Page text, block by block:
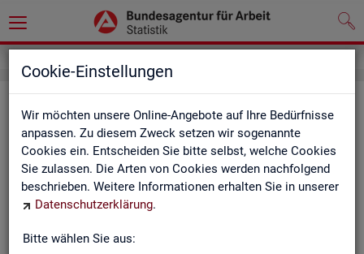
Cookie-Einstellungen
Wir möchten unsere Online-Angebote auf Ihre Bedürfnisse
anpassen. Zu diesem Zweck setzen wir sogenannte
Cookies ein. Entscheiden Sie bitte selbst, welche Cookies
Sie zulassen. Die Arten von Cookies werden nachfolgend
beschrieben. Weitere Informationen erhalten Sie in unserer
Datenschutzerklärung.
Bitte wählen Sie aus:
Ge­mein­de­da­ten der so­zi­al­ver­si­che­
rungs­pflich­tig Be­schäf­tig­ten nach
Wohn- und Ar­beits­ort - Deutsch­
land, Län­der, Krei­se und Ge­mein­den
(Jah­res­zah­len)
Die Ta­bel­len er­schei­nen jähr­lich und ent­hal­ten In­for­ma­tio­nen